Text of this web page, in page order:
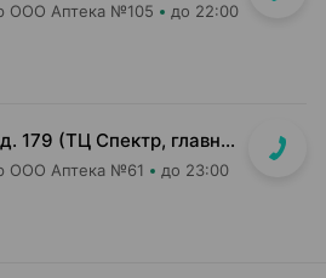
ООО Аптека №105 до 22:00
пр-т Независимости, д. 179 (ТЦ Спектр, главный вход, 1 этаж)
ООО Аптека №61 до 23:00